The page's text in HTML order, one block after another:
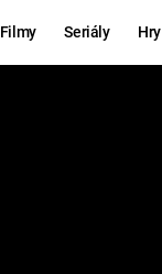
Filmy Seriály Hry